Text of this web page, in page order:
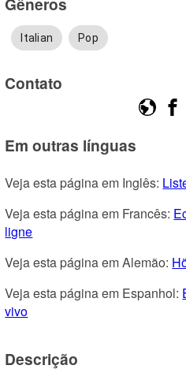
Italian Pop
Contato
Em outras línguas
Veja esta página em Inglês:
Veja esta página em Francês:
ligne
Veja esta página em Alemão:
Veja esta página em Espanhol:
vivo
Descrição